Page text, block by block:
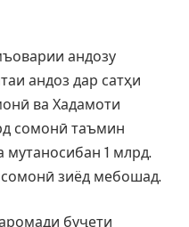
андозу
андоз дар сатҳи
ва Хадамоти
сомонӣ таъмин
мутаносибан 1 млрд.
зиёд мебошад.
буҷети